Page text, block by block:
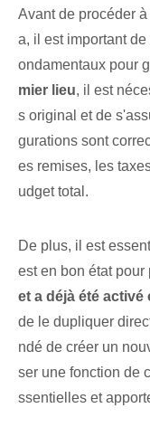
Avant de procéder
a, il est important
ondamentaux pour
mier lieu, il est
s original et⁢ de
gurations sont
es remises, les
udget total⁢.
De plus, il est
est en bon état
et a déjà été
de le dupliquer
ndé de créer un
ser une fonction de
ssentielles et